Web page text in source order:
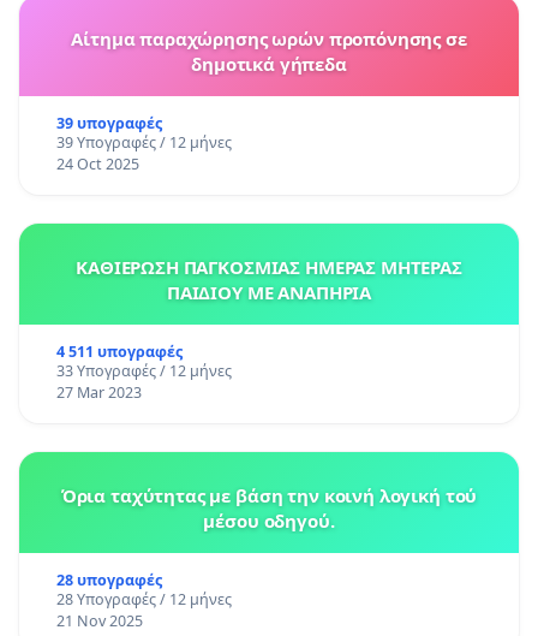
Αίτημα παραχώρησης ωρών προπόνησης σε
δημοτικά γήπεδα
39 υπογραφές
39 Υπογραφές / 12 μήνες
24 Oct 2025
ΚΑΘΙΕΡΩΣΗ ΠΑΓΚΟΣΜΙΑΣ ΗΜΕΡΑΣ ΜΗΤΕΡΑΣ
ΠΑΙΔΙΟΥ ΜΕ ΑΝΑΠΗΡΙΑ
4 511 υπογραφές
33 Υπογραφές / 12 μήνες
27 Mar 2023
Όρια ταχύτητας με βάση την κοινή λογική τού
μέσου οδηγού.
28 υπογραφές
28 Υπογραφές / 12 μήνες
21 Nov 2025